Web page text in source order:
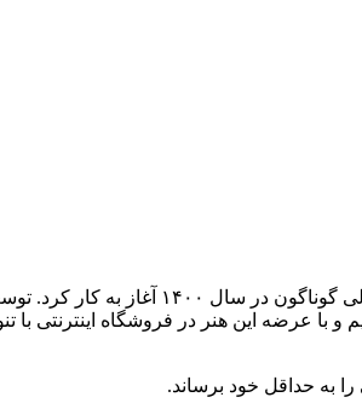
گوناگون در سال آغاز به کار کرد.
عرضه این هنر در فروشگاه اینترنتی با
به حداقل خود برساند.